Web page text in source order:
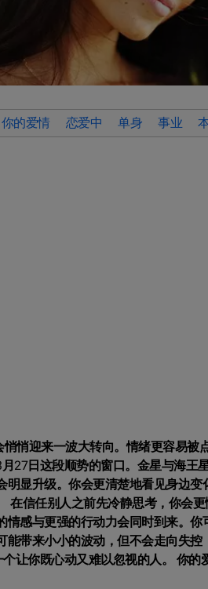
你的爱情 恋爱中 单身 事业
悄迎来一波大转向。情绪更容易
27日这段顺势的窗口。金星与海
明显升级。你会更清楚地看见身边
在信任别人之前先冷静思考，你会
情感与更强的行动力会同时到来。
能带来小小的波动，但不会走向失
让你既心动又难以忽视的人。 你的